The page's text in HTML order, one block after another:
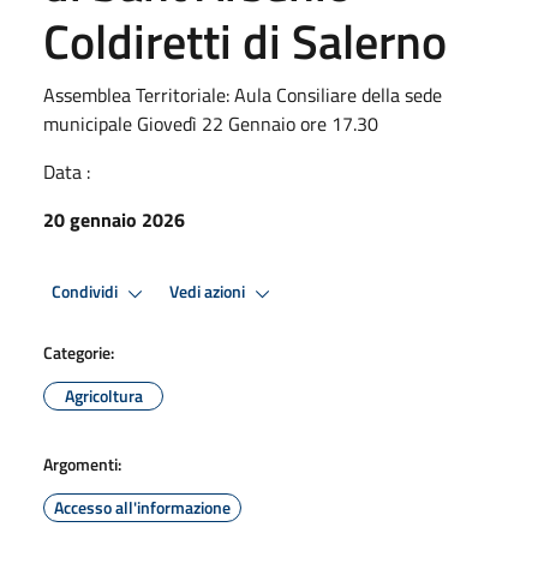
Coldiretti di Salerno
Assemblea Territoriale: Aula Consiliare della sede
municipale Giovedì 22 Gennaio ore 17.30
Data :
20 gennaio 2026
Condividi Vedi azioni
Categorie:
Agricoltura
Argomenti:
Accesso all'informazione